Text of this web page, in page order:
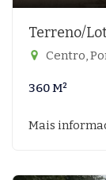
Terreno/
Centro,
360 M²
Mais